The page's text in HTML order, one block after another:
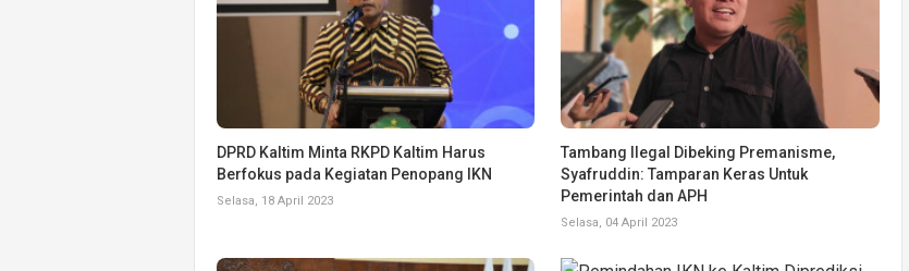
DPRD Kaltim Minta RKPD Kaltim Harus
Berfokus pada Kegiatan Penopang IKN
Selasa, 18 April 2023
Tambang Ilegal Dibeking Premanisme,
Syafruddin: Tamparan Keras Untuk
Pemerintah dan APH
Selasa, 04 April 2023